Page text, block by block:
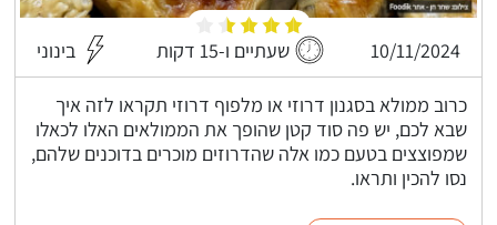
10/11/2024 שעתיים ו-15 דקות בינוני
כרוב ממולא בסגנון דרוזי או מלפוף דרוזי תקראו לזה איך
שבא לכם, יש פה סוד קטן שהופך את הממולאים האלו לכאלו
שמפוצצים בטעם כמו אלה שהדרוזים מוכרים בדוכנים שלהם,
נסו להכין ותראו.